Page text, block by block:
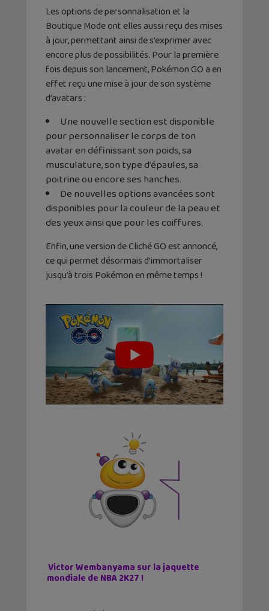
Les options de personnalisation et la
Boutique Mode ont elles aussi reçu des mises
à jour, permettant ainsi de s’exprimer avec
encore plus de possibilités. Pour la première
fois depuis son lancement, Pokémon GO a en
effet reçu une mise à jour de son système
d’avatars :
Une nouvelle section est disponible
pour personnaliser le corps de ton
avatar en définissant son poids, sa
musculature, son type d’épaules, sa
poitrine ou encore ses hanches.
De nouvelles options avancées sont
disponibles pour la couleur de la peau et
des yeux ainsi que pour les coiffures.
Enfin, une version de Cliché GO est annoncé,
ce qui permet désormais d’immortaliser
jusqu’à trois Pokémon en même temps !
Victor Wembanyama sur la jaquette
mondiale de NBA 2K27 !